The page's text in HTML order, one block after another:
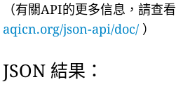
（有關API的更多信息，請查看
aqicn.org/json-api/doc/ ）
JSON 結果：